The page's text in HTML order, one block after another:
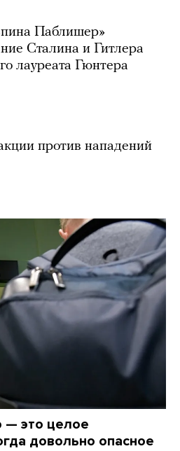
Паблишер»
Сталина и Гитлера
лауреата Гюнтера
против нападений
— это целое
довольно опасное